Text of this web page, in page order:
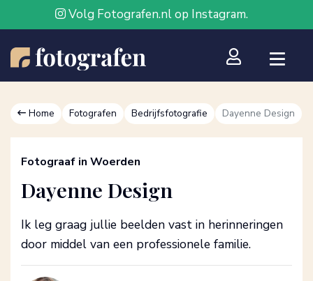
Volg Fotografen.nl op Instagram.
Home Fotografen Bedrijfsfotografie Dayenne Design
Fotograaf in Woerden
Dayenne Design
Ik leg graag jullie beelden vast in herinneringen
door middel van een professionele familie.